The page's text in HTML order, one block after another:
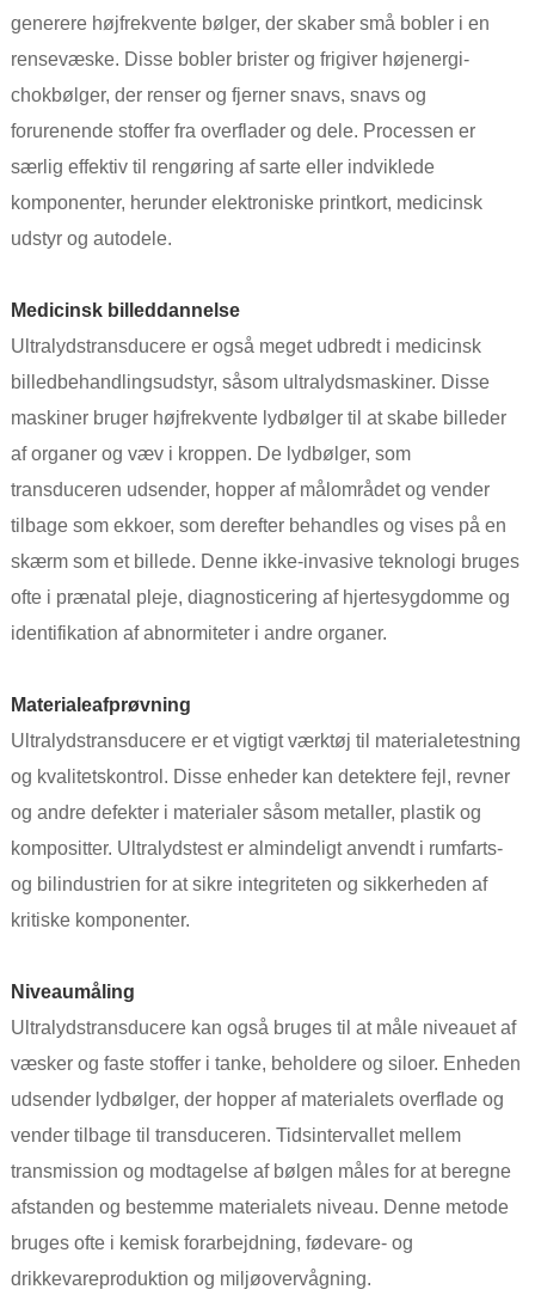
generere højfrekvente bølger, der skaber små bobler i en
rensevæske. Disse bobler brister og frigiver højenergi-
chokbølger, der renser og fjerner snavs, snavs og
forurenende stoffer fra overflader og dele. Processen er
særlig effektiv til rengøring af sarte eller indviklede
komponenter, herunder elektroniske printkort, medicinsk
udstyr og autodele.
Medicinsk billeddannelse
Ultralydstransducere er også meget udbredt i medicinsk
billedbehandlingsudstyr, såsom ultralydsmaskiner. Disse
maskiner bruger højfrekvente lydbølger til at skabe billeder
af organer og væv i kroppen. De lydbølger, som
transduceren udsender, hopper af målområdet og vender
tilbage som ekkoer, som derefter behandles og vises på en
skærm som et billede. Denne ikke-invasive teknologi bruges
ofte i prænatal pleje, diagnosticering af hjertesygdomme og
identifikation af abnormiteter i andre organer.
Materialeafprøvning
Ultralydstransducere er et vigtigt værktøj til materialetestning
og kvalitetskontrol. Disse enheder kan detektere fejl, revner
og andre defekter i materialer såsom metaller, plastik og
kompositter. Ultralydstest er almindeligt anvendt i rumfarts-
og bilindustrien for at sikre integriteten og sikkerheden af ​​
kritiske komponenter.
Niveaumåling
Ultralydstransducere kan også bruges til at måle niveauet af
væsker og faste stoffer i tanke, beholdere og siloer. Enheden
udsender lydbølger, der hopper af materialets overflade og
vender tilbage til transduceren. Tidsintervallet mellem
transmission og modtagelse af bølgen måles for at beregne
afstanden og bestemme materialets niveau. Denne metode
bruges ofte i kemisk forarbejdning, fødevare- og
drikkevareproduktion og miljøovervågning.